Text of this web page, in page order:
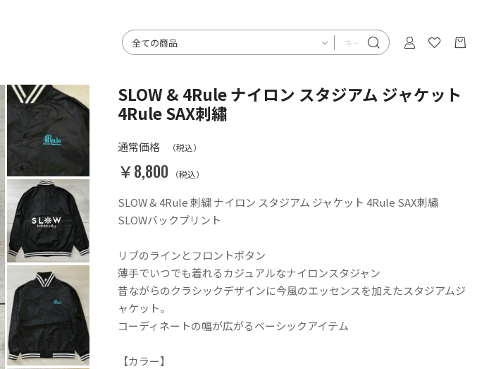
SLOW & 4Rule ナイロン スタジアム ジャケット
4Rule SAX刺繡
通常価格 （税込）
￥8,800 （税込）
SLOW & 4Rule 刺繍 ナイロン スタジアム ジャケット 4Rule SAX刺繡
SLOWバックプリント
リブのラインとフロントボタン
薄手でいつでも着れるカジュアルなナイロンスタジャン
昔ながらのクラシックデザインに今風のエッセンスを加えたスタジアムジ
ャケット。
コーディネートの幅が広がるベーシックアイテム
【カラー】